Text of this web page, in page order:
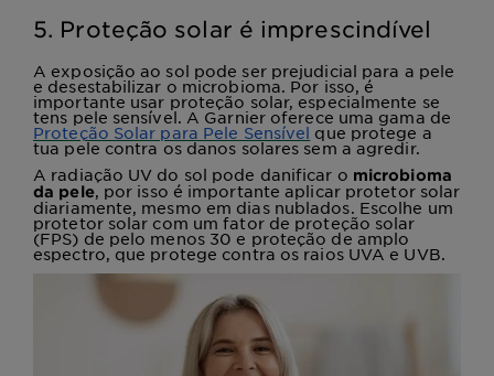
5. Proteção solar é imprescindível
A exposição ao sol pode ser prejudicial para a pele
e desestabilizar o microbioma. Por isso, é
importante usar proteção solar, especialmente se
tens pele sensível. A Garnier oferece uma gama de
Proteção Solar para Pele Sensível que protege a
tua pele contra os danos solares sem a agredir.
A radiação UV do sol pode danificar o microbioma
da pele, por isso é importante aplicar protetor solar
diariamente, mesmo em dias nublados. Escolhe um
protetor solar com um fator de proteção solar
(FPS) de pelo menos 30 e proteção de amplo
espectro, que protege contra os raios UVA e UVB.